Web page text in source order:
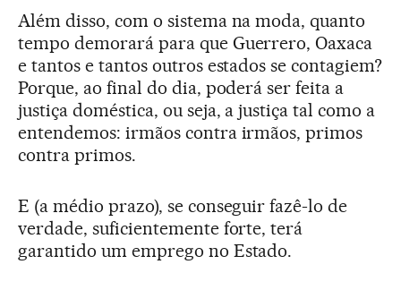
Além disso, com o sistema na moda, quanto
tempo demorará para que Guerrero, Oaxaca
e tantos e tantos outros estados se contagiem?
Porque, ao final do dia, poderá ser feita a
justiça doméstica, ou seja, a justiça tal como a
entendemos: irmãos contra irmãos, primos
contra primos.
E (a médio prazo), se conseguir fazê-lo de
verdade, suficientemente forte, terá
garantido um emprego no Estado.